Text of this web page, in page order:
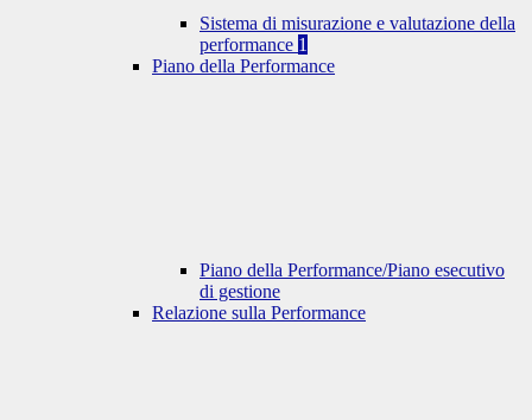
Sistema di misurazione e valutazione della
performance 1
Piano della Performance
Piano della Performance/Piano esecutivo
di gestione
Relazione sulla Performance